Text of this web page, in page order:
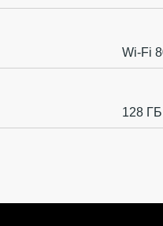
Wi-Fi
128 ГБ